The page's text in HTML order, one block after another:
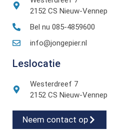
2152 CS Nieuw-Vennep
Bel nu 085-4859600
info@jongepier.nl
Leslocatie
Westerdreef 7
2152 CS Nieuw-Vennep
Neem contact op